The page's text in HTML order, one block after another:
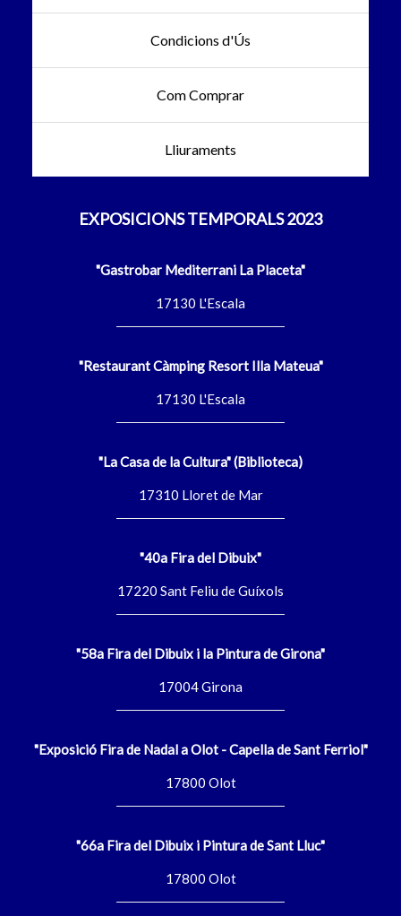
Condicions d'Ús
Com Comprar
Lliuraments
EXPOSICIONS TEMPORALS 2023
"Gastrobar Mediterrani La Placeta"
17130 L'Escala
"Restaurant Càmping Resort Illa Mateua"
17130 L'Escala
"La Casa de la Cultura" (Biblioteca)
17310 Lloret de Mar
"40a Fira del Dibuix"
17220 Sant Feliu de Guíxols
"58a Fira del Dibuix i la Pintura de Girona"
17004 Girona
"Exposició Fira de Nadal a Olot - Capella de Sant Ferriol"
17800 Olot
"66a Fira del Dibuix i Pintura de Sant Lluc"
17800 Olot